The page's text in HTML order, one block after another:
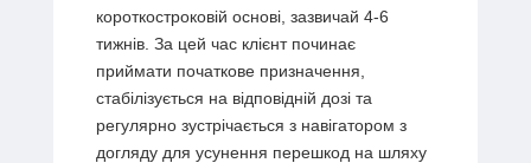
короткостроковій основі, зазвичай 4-6
тижнів. За цей час клієнт починає
приймати початкове призначення,
стабілізується на відповідній дозі та
регулярно зустрічається з навігатором з
догляду для усунення перешкод на шляху